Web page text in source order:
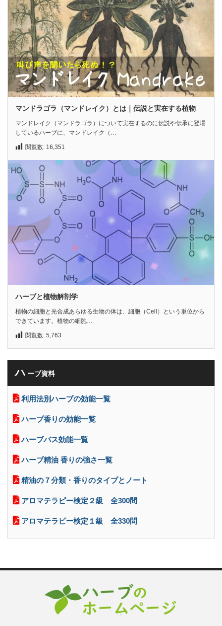
マンドラゴラ（マンドレイク）とは｜伝説と実在する植物
マンドレイク（マンドラゴラ）について実在するのに伝説や伝承に登場
しているハーブに、マンドレイク（…
閲覧数: 16,351
ハーブと植物解剖学
植物の細胞と光合成あらゆる生物の体は、細胞（Cell）という単位から
できています。植物の細胞…
閲覧数: 5,763
ハ ーブ資料
利用法別ハーブの効能一覧
ハーブ香りの効能一覧
ハーブバス効能一覧
ハーブ精油 香りの強さ一覧
精油の７分類・香りのタイプとノート
アロマテラピー検定２級 全300問
アロマテラピー検定１級 全330問